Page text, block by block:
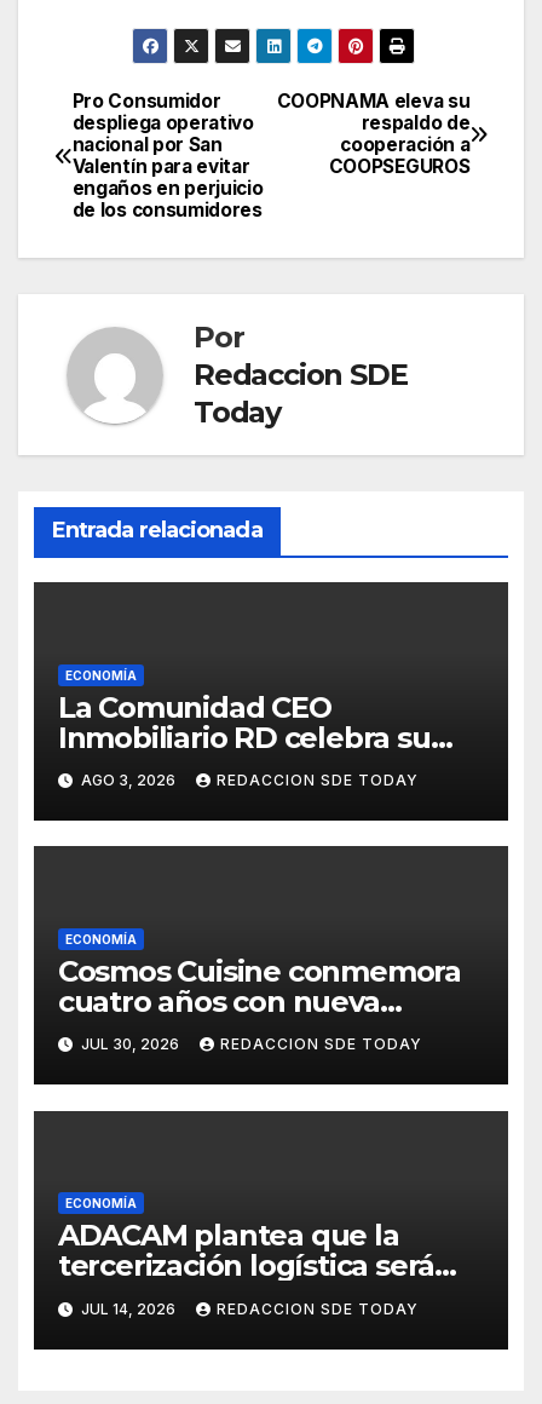
Navegación
de
entradas
COOPNAMA eleva su
respaldo de
cooperación a
COOPSEGUROS
Pro Consumidor
despliega operativo
nacional por San
Valentín para evitar
engaños en perjuicio
de los consumidores
Por
Redaccion SDE
Today
Entrada relacionada
ECONOMÍA
La Comunidad CEO
Inmobiliario RD celebra su
segundo aniversario
consolidando una cultura de
alianza y colaboración
AGO 3, 2026 REDACCION SDE TODAY
ECONOMÍA
Cosmos Cuisine conmemora
cuatro años con nueva
administración y nuevos
sabores
JUL 30, 2026 REDACCION SDE TODAY
ECONOMÍA
ADACAM plantea que la
tercerización logística será
decisiva para elevar la
competitividad de República
Dominicana
JUL 14, 2026 REDACCION SDE TODAY